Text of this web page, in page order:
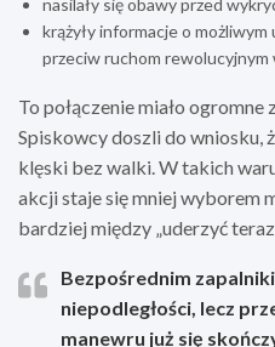
krążyły informacje o
przeciw ruchom rewolucyjnym
To połączenie miało ogromne
Spiskowcy doszli do wniosku,
klęski bez walki. W takich
akcji staje się mniej wyborem
bardziej między „uderzyć
Bezpośrednim
niepodległości, lecz
manewru już się